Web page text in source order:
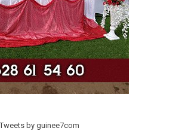
Tweets by guinee7com